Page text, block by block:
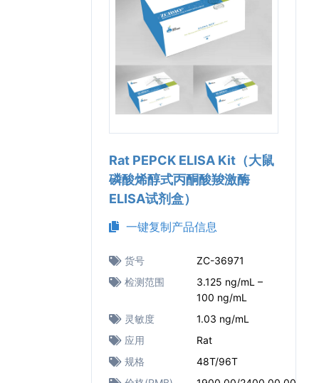
Rat PEPCK ELISA Kit（大鼠
磷酸烯醇式丙酮酸羧激酶
ELISA试剂盒）
一键复制产品信息
货号
ZC-36971
检测范围
3.125 ng/mL –
100 ng/mL
灵敏度
1.03 ng/mL
应用
Rat
规格
48T/96T